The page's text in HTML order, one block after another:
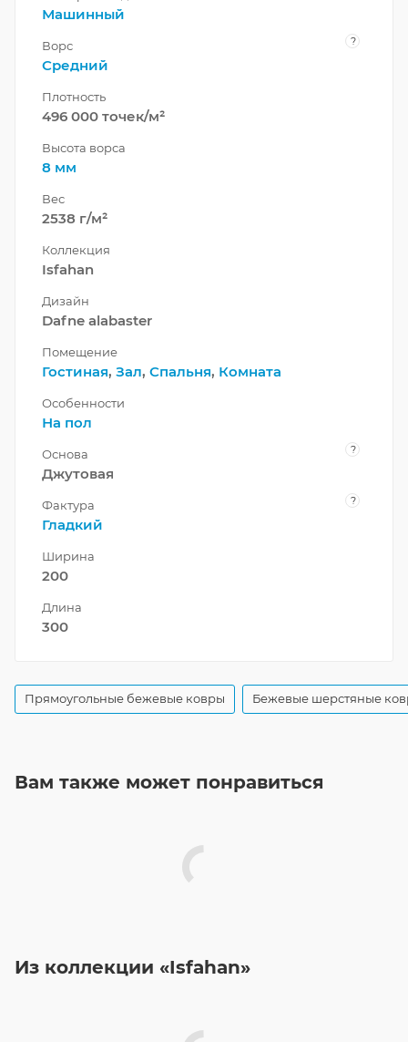
Машинный
Ворс ?
Средний
Плотность
496 000 точек/м²
Высота ворса
8 мм
Вес
2538 г/м²
Коллекция
Isfahan
Дизайн
Dafne alabaster
Помещение
Гостиная, Зал, Спальня, Комната
Особенности
На пол
Основа ?
Джутовая
Фактура ?
Гладкий
Ширина
200
Длина
300
Прямоугольные бежевые ковры Бежевые шерстяные
Вам также может понравиться
Из коллекции «Isfahan»